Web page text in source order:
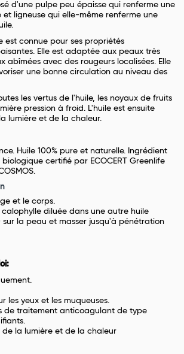
d'une pulpe peu épaisse qui renferme une
et ligneuse qui elle-même renferme une
est connue pour ses propriétés
Elle est adaptée aux peaux très
abîmées avec des rougeurs localisées. Elle
une bonne circulation au niveau des
les vertus de l'huile, les noyaux de fruits
pression à froid. L'huile est ensuite
lumière et de la chaleur.
Huile 100% pure et naturelle. Ingrédient
certifié par ECOCERT Greenlife
et le corps.
diluée dans une autre huile
sur la peau et masser jusqu'à pénétration
les yeux et les muqueuses.
de traitement anticoagulant de type
de la lumière et de la chaleur